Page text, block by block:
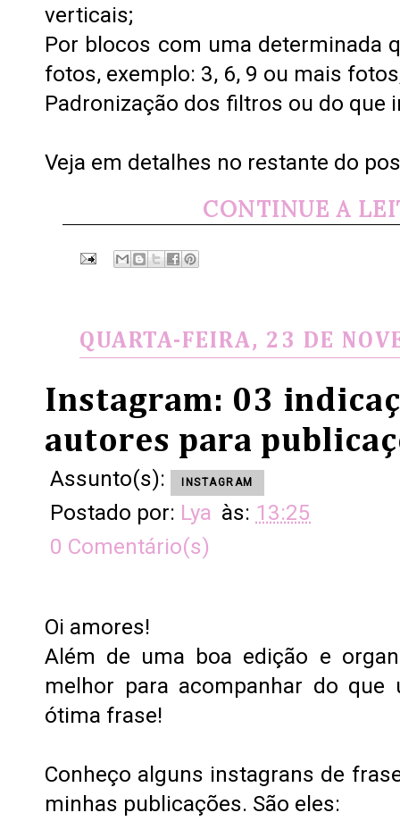
verticais;
Por blocos com uma determinada
fotos, exemplo: 3, 6, 9 ou mais
Padronização dos filtros ou do que
Veja em detalhes no restante do
CONTINUE A
QUARTA-FEIRA, 23 DE
Instagram: 03
autores para
Assunto(s): INSTAGRAM
Postado por: Lya às: 13:25
0 Comentário(s)
Oi amores!
Além de uma boa edição e
melhor para acompanhar do
ótima frase!
Conheço alguns instagrans de
minhas publicações. São eles: